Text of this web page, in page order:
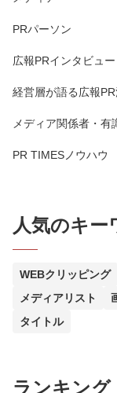
PRパーソン
広報PRインタビュー
経営層が語る広報
メディア関係者・有
PR TIMESノウハウ
人気のキー
WEBクリッピング
メディアリスト
タイトル
ランキング